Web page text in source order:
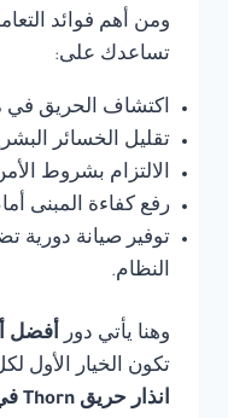
ومن أهم فوائد
تساعدك على:
اكتشاف الحريق في
تقليل الخسائر
الالتزام بشروط
رفع كفاءة المبنى
توفير صيانة دورية
النظام.
وهنا يأتي دور أفضل
تكون الخيار الأول
انذار حريق Thorn في مصر